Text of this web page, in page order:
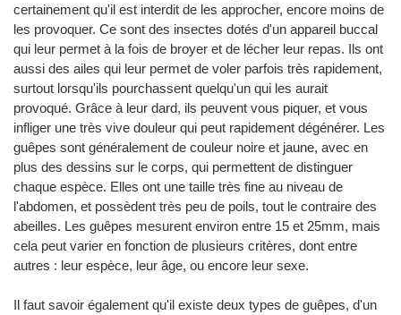
certainement qu'il est interdit de les approcher, encore moins de
les provoquer. Ce sont des insectes dotés d'un appareil buccal
qui leur permet à la fois de broyer et de lécher leur repas. Ils ont
aussi des ailes qui leur permet de voler parfois très rapidement,
surtout lorsqu'ils pourchassent quelqu'un qui les aurait
provoqué. Grâce à leur dard, ils peuvent vous piquer, et vous
infliger une très vive douleur qui peut rapidement dégénérer. Les
guêpes sont généralement de couleur noire et jaune, avec en
plus des dessins sur le corps, qui permettent de distinguer
chaque espèce. Elles ont une taille très fine au niveau de
l'abdomen, et possèdent très peu de poils, tout le contraire des
abeilles. Les guêpes mesurent environ entre 15 et 25mm, mais
cela peut varier en fonction de plusieurs critères, dont entre
autres : leur espèce, leur âge, ou encore leur sexe.
Il faut savoir également qu'il existe deux types de guêpes, d'un